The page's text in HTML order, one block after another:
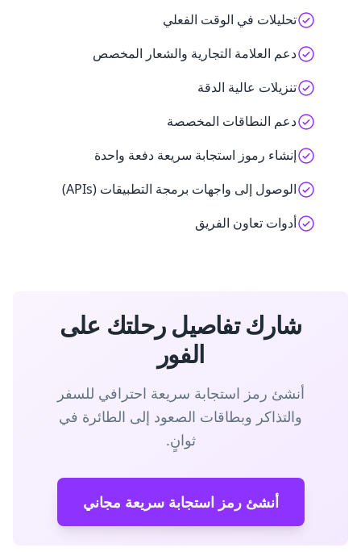
تحليلات في الوقت الفعلي
دعم العلامة التجارية والشعار المخصص
تنزيلات عالية الدقة
دعم النطاقات المخصصة
إنشاء رموز استجابة سريعة دفعة واحدة
الوصول إلى واجهات برمجة التطبيقات (APIs)
أدوات تعاون الفريق
شارك تفاصيل رحلتك على
الفور
أنشئ رمز استجابة سريعة احترافي للسفر
والتذاكر وبطاقات الصعود إلى الطائرة في
ثوانٍ.
أنشئ رمز استجابة سريعة مجاني